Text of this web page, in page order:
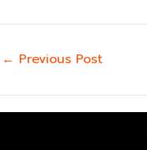
← Previous Post